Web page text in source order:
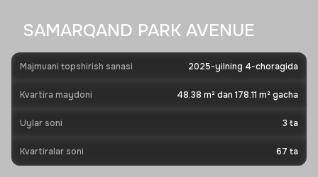
SAMARQAND PARK AVENUE
Majmuani topshirish sanasi 2025-yilning 4-choragida
Kvartira maydoni 48.38 m² dan 178.11 m² gacha
Uylar soni 3 ta
Kvartiralar soni 67 ta